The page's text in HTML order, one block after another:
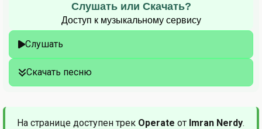
Слушать или Скачать?
Доступ к музыкальному сервису
Слушать
Скачать песню
На странице доступен трек Operate от Imran Nerdy.